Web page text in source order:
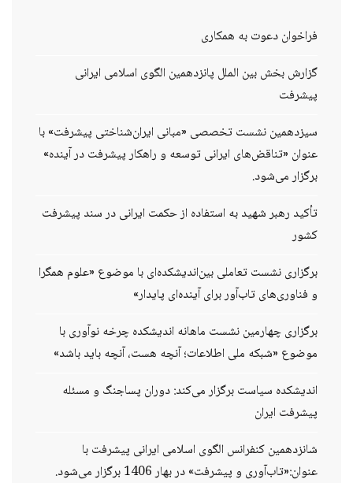
فراخوان دعوت به همکاری
گزارش بخش بین الملل پانزدهمین الگوی اسلامی ایرانی
پیشرفت
سیزدهمین نشست تخصصی «مبانی ایران‌شناختی پیشرفت» با
عنوان «تناقض‌های ایرانی توسعه و راهکار پیشرفت در آینده»
برگزار می‌شود.
تأکید رهبر شهید به استفاده از حکمت ایرانی در سند پیشرفت
کشور
برگزاری نشست تعاملی بین‌اندیشکده‌ای با موضوع «علوم همگرا
و فناوری‌های تاب‌آور برای آینده‌ای پایدار»
برگزاری چهارمین نشست ماهانه اندیشکده چرخه نوآوری با
موضوع «شبکه ملی اطلاعات؛ آنچه هست، آنچه باید باشد»
اندیشکده سیاست برگزار می‌کند: دوران پساجنگ و مسئله
پیشرفت ایران
شانزدهمین کنفرانس الگوی اسلامی ایرانی پیشرفت با
عنوان:«تاب‌آوری و پیشرفت» در بهار 1406 برگزار می‌شود.